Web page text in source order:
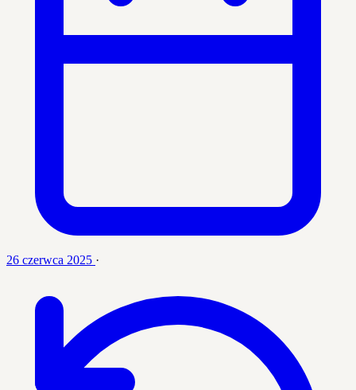
26 czerwca 2025 ·